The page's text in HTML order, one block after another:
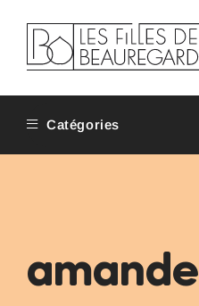
Catégories
amande